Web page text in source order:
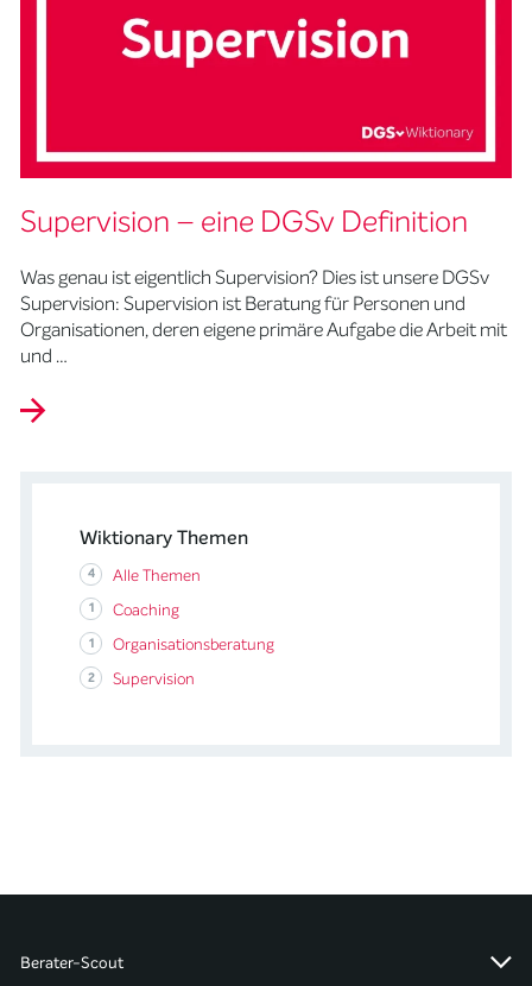
Supervision – eine DGSv Definition
Was genau ist eigentlich Supervision? Dies ist unsere DGSv
Supervision: Supervision ist Beratung für Personen und
Organisationen, deren eigene primäre Aufgabe die Arbeit mit
und …
Wiktionary Themen
4 Alle Themen
1 Coaching
1 Organisationsberatung
2 Supervision
Berater-Scout